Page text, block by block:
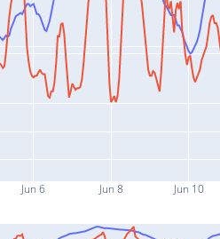
Jun 6 Jun 8 Jun 10